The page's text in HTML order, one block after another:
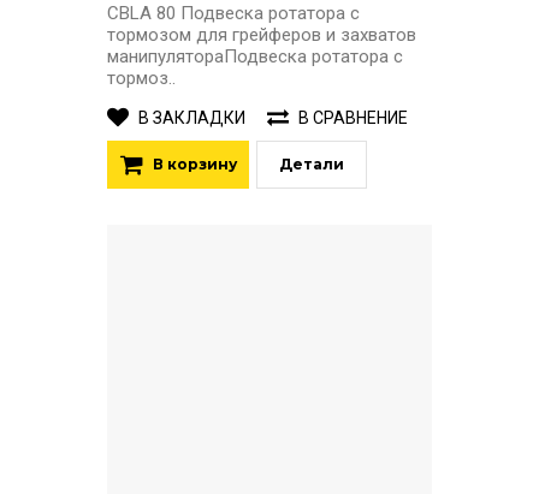
CBLA 80 Подвеска ротатора с
тормозом для грейферов и захватов
манипулятораПодвеска ротатора с
тормоз..
В ЗАКЛАДКИ В СРАВНЕНИЕ
В корзину Детали